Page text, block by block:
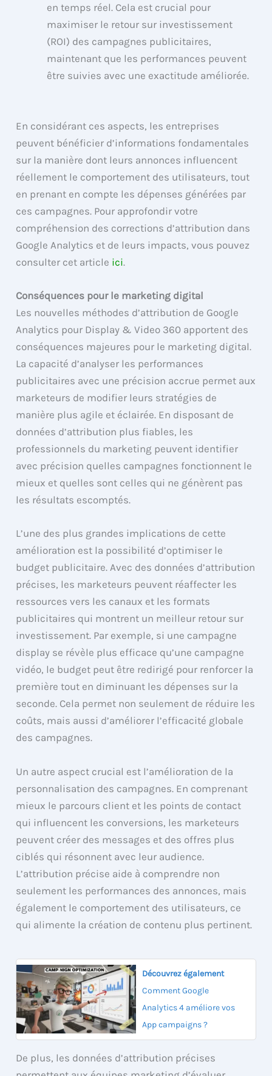
en temps réel. Cela est crucial pour
maximiser le retour sur investissement
(ROI) des campagnes publicitaires,
maintenant que les performances peuvent
être suivies avec une exactitude améliorée.
En considérant ces aspects, les entreprises
peuvent bénéficier d’informations fondamentales
sur la manière dont leurs annonces influencent
réellement le comportement des utilisateurs, tout
en prenant en compte les dépenses générées par
ces campagnes. Pour approfondir votre
compréhension des corrections d’attribution dans
Google Analytics et de leurs impacts, vous pouvez
consulter cet article ici.
Conséquences pour le marketing digital
Les nouvelles méthodes d’attribution de Google
Analytics pour Display & Video 360 apportent des
conséquences majeures pour le marketing digital.
La capacité d’analyser les performances
publicitaires avec une précision accrue permet aux
marketeurs de modifier leurs stratégies de
manière plus agile et éclairée. En disposant de
données d’attribution plus fiables, les
professionnels du marketing peuvent identifier
avec précision quelles campagnes fonctionnent le
mieux et quelles sont celles qui ne génèrent pas
les résultats escomptés.
L’une des plus grandes implications de cette
amélioration est la possibilité d’optimiser le
budget publicitaire. Avec des données d’attribution
précises, les marketeurs peuvent réaffecter les
ressources vers les canaux et les formats
publicitaires qui montrent un meilleur retour sur
investissement. Par exemple, si une campagne
display se révèle plus efficace qu’une campagne
vidéo, le budget peut être redirigé pour renforcer la
première tout en diminuant les dépenses sur la
seconde. Cela permet non seulement de réduire les
coûts, mais aussi d’améliorer l’efficacité globale
des campagnes.
Un autre aspect crucial est l’amélioration de la
personnalisation des campagnes. En comprenant
mieux le parcours client et les points de contact
qui influencent les conversions, les marketeurs
peuvent créer des messages et des offres plus
ciblés qui résonnent avec leur audience.
L’attribution précise aide à comprendre non
seulement les performances des annonces, mais
également le comportement des utilisateurs, ce
qui alimente la création de contenu plus pertinent.
Découvrez également
Comment Google
Analytics 4 améliore vos
App campaigns ?
De plus, les données d’attribution précises